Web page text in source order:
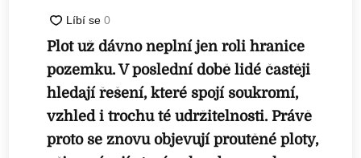
Plot už dávno neplní jen roli hranice
pozemku. V poslední době lidé častěji
hledají řešení, které spojí soukromí,
vzhled i trochu té udržitelnosti. Právě
proto se znovu objevují proutěné ploty,